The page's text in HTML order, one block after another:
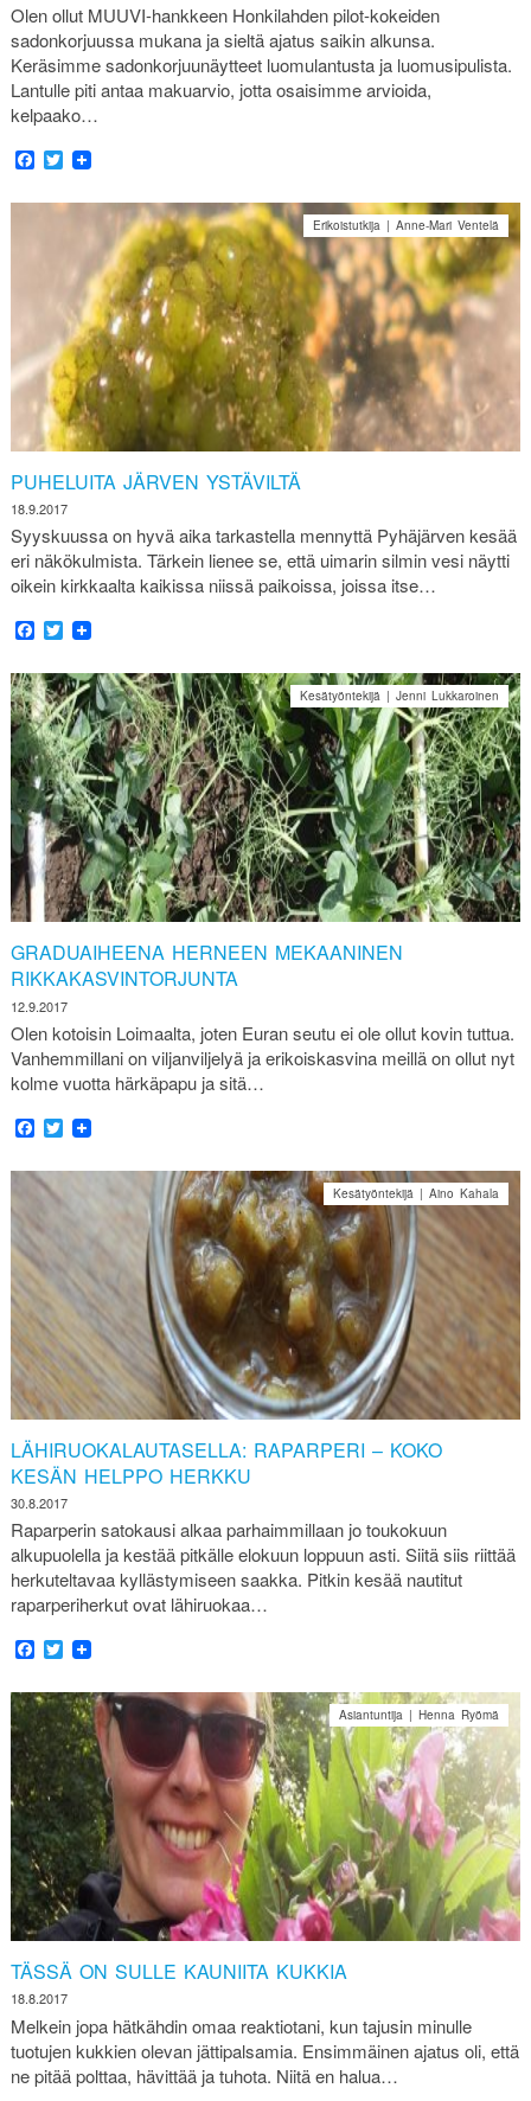
Olen ollut MUUVI-hankkeen Honkilahden pilot-kokeiden
sadonkorjuussa mukana ja sieltä ajatus saikin alkunsa.
Keräsimme sadonkorjuunäytteet luomulantusta ja luomusipulista.
Lantulle piti antaa makuarvio, jotta osaisimme arvioida,
kelpaako…
Facebook
Twitter
PUHELUITA JÄRVEN YSTÄVILTÄ
18.9.2017
Erikoistutkija | Anne-Mari Ventelä
Syyskuussa on hyvä aika tarkastella mennyttä Pyhäjärven kesää
eri näkökulmista. Tärkein lienee se, että uimarin silmin vesi näytti
oikein kirkkaalta kaikissa niissä paikoissa, joissa itse…
Facebook
Twitter
GRADUAIHEENA HERNEEN MEKAANINEN
RIKKAKASVINTORJUNTA
12.9.2017
Kesätyöntekijä | Jenni Lukkaroinen
Olen kotoisin Loimaalta, joten Euran seutu ei ole ollut kovin tuttua.
Vanhemmillani on viljanviljelyä ja erikoiskasvina meillä on ollut nyt
kolme vuotta härkäpapu ja sitä…
Facebook
Twitter
LÄHIRUOKALAUTASELLA: RAPARPERI – KOKO
KESÄN HELPPO HERKKU
30.8.2017
Kesätyöntekijä | Aino Kahala
Raparperin satokausi alkaa parhaimmillaan jo toukokuun
alkupuolella ja kestää pitkälle elokuun loppuun asti. Siitä siis riittää
herkuteltavaa kyllästymiseen saakka. Pitkin kesää nautitut
raparperiherkut ovat lähiruokaa…
Facebook
Twitter
TÄSSÄ ON SULLE KAUNIITA KUKKIA
18.8.2017
Asiantuntija | Henna Ryömä
Melkein jopa hätkähdin omaa reaktiotani, kun tajusin minulle
tuotujen kukkien olevan jättipalsamia. Ensimmäinen ajatus oli, että
ne pitää polttaa, hävittää ja tuhota. Niitä en halua…